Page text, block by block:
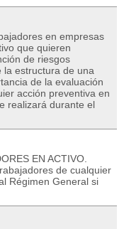
en empresas
que quieren
de riesgos
la estructura de una
de la evaluación
acción preventiva en
realizará durante el
EN ACTIVO.
de cualquier
Régimen General si